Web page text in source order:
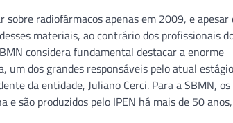
radiofármacos apenas em 2009, e apesar
materiais, ao contrário dos profissionais
considera fundamental destacar a enorme
dos grandes responsáveis pelo atual estágio
da entidade, Juliano Cerci. Para a SBMN, os
são produzidos pelo IPEN há mais de 50